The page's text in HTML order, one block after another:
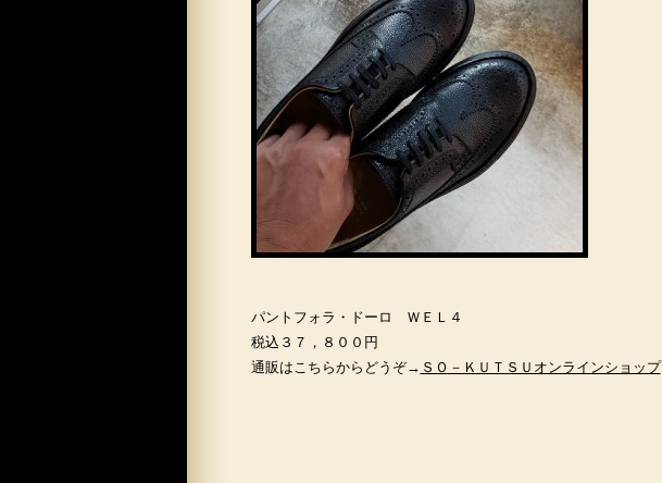
パントフォラ・ドーロ ＷＥＬ４
税込３７，８００円
通販はこちらからどうぞ→ ＳＯ－ＫＵＴＳＵオンラインショップ